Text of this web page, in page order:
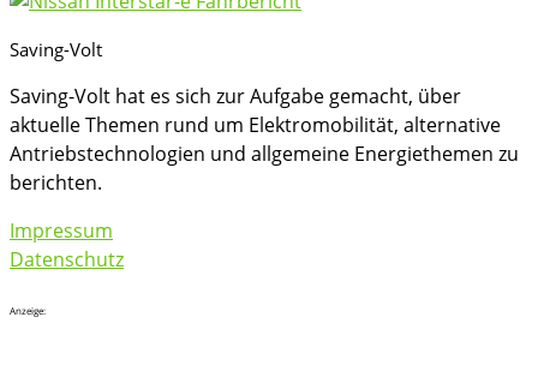
Saving-Volt
Saving-Volt hat es sich zur Aufgabe gemacht, über
aktuelle Themen rund um Elektromobilität, alternative
Antriebstechnologien und allgemeine Energiethemen zu
berichten.
Impressum
Datenschutz
Anzeige: